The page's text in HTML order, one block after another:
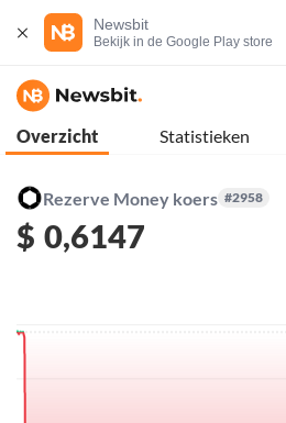
Newsbit
Bekijk in de Google Play store
Overzicht Statistieken
Rezerve Money koers #2958
$ 0,6147